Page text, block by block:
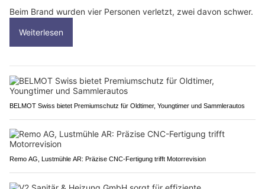
Beim Brand wurden vier Personen verletzt, zwei davon schwer.
Weiterlesen
BELMOT Swiss bietet Premiumschutz für Oldtimer, Youngtimer und Sammlerautos
Remo AG, Lustmühle AR: Präzise CNC-Fertigung trifft Motorrevision